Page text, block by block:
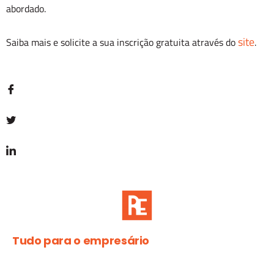
abordado.
Saiba mais e solicite a sua inscrição gratuita através dosite.
Tudo para o empresário